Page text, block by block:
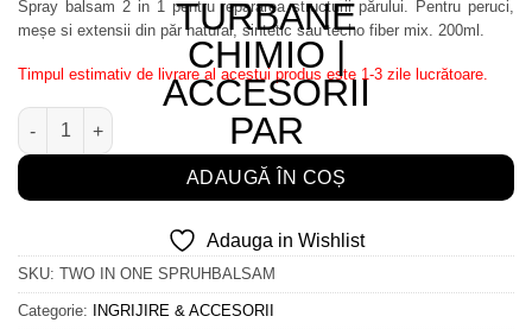
Spray balsam 2 in 1 pentru repararea structurii părului. Pentru peruci,
meșe si extensii din păr natural, sintetic sau techo fiber mix. 200ml.
Timpul estimativ de livrare al acestui produs este 1-3 zile lucrătoare.
Cantitate Balsam sprai 2 in 1
ADAUGĂ ÎN COȘ
Adauga in Wishlist
SKU: TWO IN ONE SPRUHBALSAM
Categorie: INGRIJIRE & ACCESORII